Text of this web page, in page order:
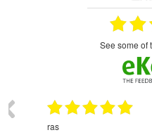
see some
Monsieur Delhaye est une